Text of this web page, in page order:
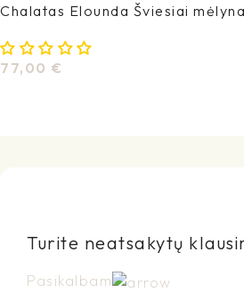
Chalatas Elounda Šviesiai
77,00 €
Turite neatsakytų
Pasikalbam